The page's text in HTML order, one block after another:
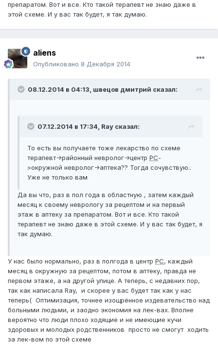
препаратом. Вот и все. Кто такой терапевт не знаю даже в
этой схеме. И у вас так будет, я так думаю.
aliens
Опубликовано 8 Декабря 2014
08.12.2014 в 04:13, швецов дмитрий сказал:
07.12.2014 в 17:34, Ray сказал:
То есть вы получаете тоже лекарство по схеме
терапевт->районный невролог->центр РС-
>окружной невролог->аптека?? Тогда сочувствую..
Уже не только вам
Да вы что, раз в пол года в областную , затем каждый
месяц к своему неврологу за рецептом и на первый
этаж в аптеку за препаратом. Вот и все. Кто такой
терапевт не знаю даже в этой схеме. И у вас так будет, я
так думаю.
У нас было нормально, раз в полгода в центр РС, каждый
месяц в окружную за рецептом, потом в аптеку, правда не
первом этаже, а на другой улице. А теперь, с недавних пор,
так как написала Ray, и скорее у вас будет так как у нас
теперь( Оптимизация, точнее изощрённое издевательство над
больными людьми, и заодно экономия на лек-вах. Вполне
вероятно что люди плохо ходящие и не имеющие кучи
здоровых и молодых родственников просто не смогут ходить
за лек-вом по этой схеме